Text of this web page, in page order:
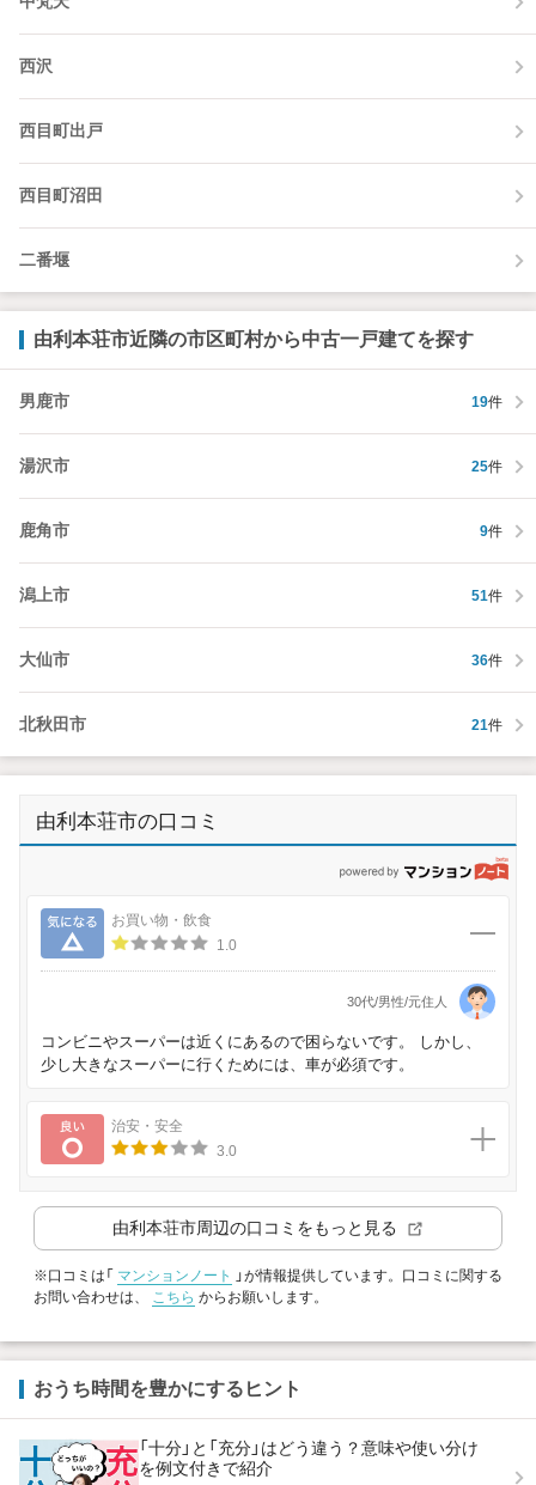
西沢
西目町出戸
西目町沼田
二番堰
由利本荘市近隣の市区町村から中古一戸建てを探す
男鹿市 19件
湯沢市 25件
鹿角市 9件
潟上市 51件
大仙市 36件
北秋田市 21件
由利本荘市の口コミ
気になる
お買い物・飲食
1.0
30代/男性/元住人
コンビニやスーパーは近くにあるので困らないです。 しかし、
少し大きなスーパーに行くためには、車が必須です。
良い
治安・安全
3.0
由利本荘市周辺の口コミをもっと見る
※口コミは「 マンションノート
」が情報提供しています。口コミに関する
お問い合わせは、 こちら からお願いします。
おうち時間を豊かにするヒント
「十分」と「充分」はどう違う？意味や使い分け
を例文付きで紹介